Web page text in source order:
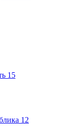
15
12